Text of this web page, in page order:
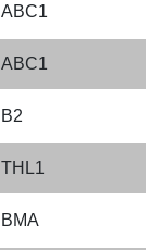
ABC1
ABC1
B2
THL1
BMA